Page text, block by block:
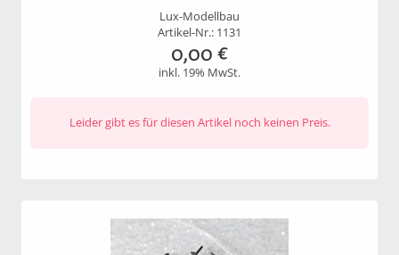
Lux-Modellbau
Artikel-Nr.: 1131
0,00 €
inkl. 19% MwSt.
Leider gibt es für diesen Artikel noch keinen Preis.